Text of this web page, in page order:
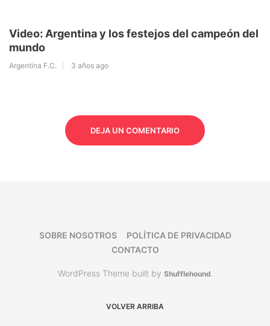
Video: Argentina y los festejos del campeón del
mundo
Argentina F.C. 3 años ago
DEJA UN COMENTARIO
SOBRE NOSOTROS
POLÍTICA DE PRIVACIDAD
CONTACTO
WordPress Theme built by Shufflehound.
VOLVER ARRIBA